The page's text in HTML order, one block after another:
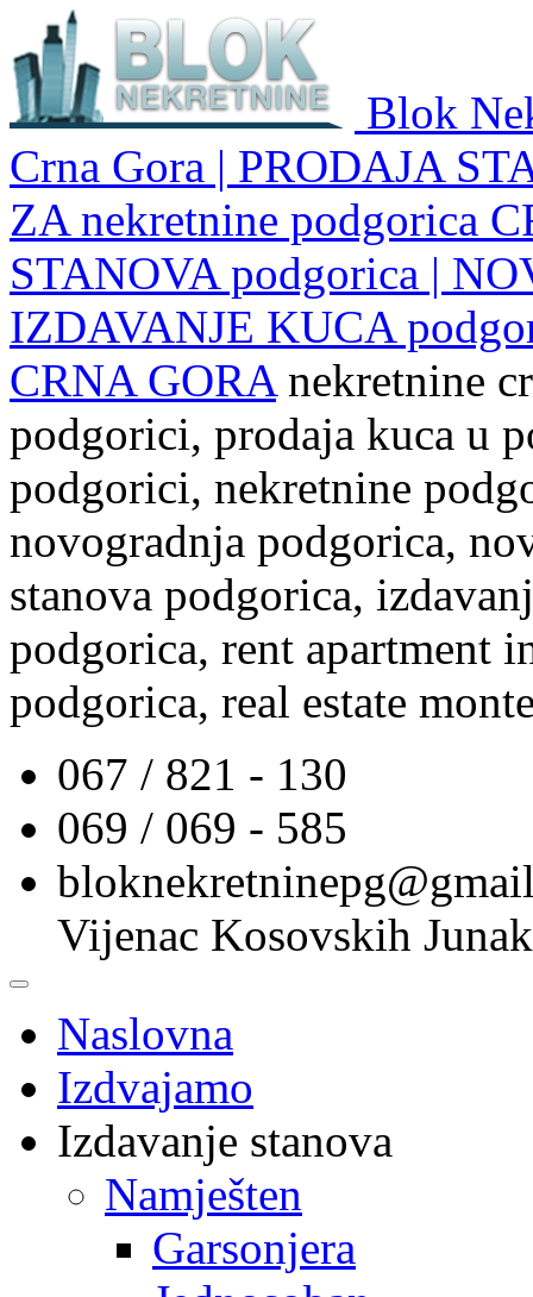
Blok
Crna Gora | PRODAJA
ZA nekretnine podgorica
STANOVA podgorica |
IZDAVANJE KUCA
CRNA GORA nekretnine
podgorici, prodaja kuca u
podgorici, nekretnine
novogradnja podgorica,
stanova podgorica,
podgorica, rent apartment
podgorica, real estate
067 / 821 - 130
069 / 069 - 585
Vijenac Kosovskih
Naslovna
Izdvajamo
Izdavanje stanova
Namješten
Garsonjera